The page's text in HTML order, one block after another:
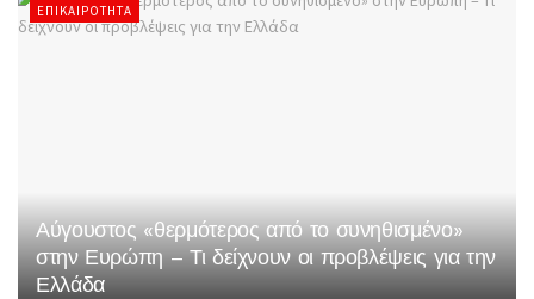
ΕΠΙΚΑΙΡΌΤΗΤΑ
Αύγουστος «θερμότερος από το συνηθισμένο»
στην Ευρώπη – Τι δείχνουν οι προβλέψεις για την
Ελλάδα